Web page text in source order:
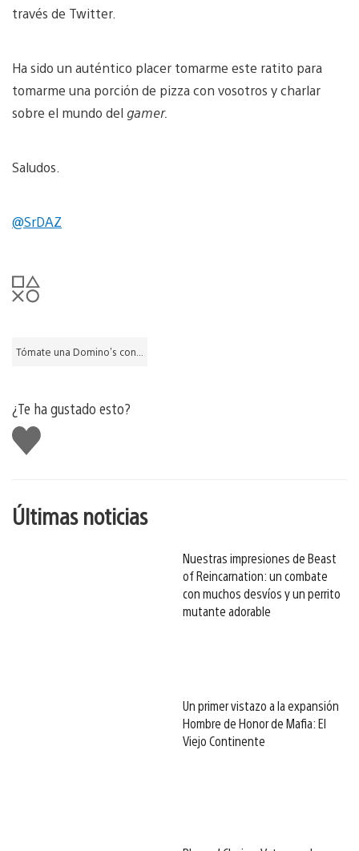
través de Twitter.
Ha sido un auténtico placer tomarme este ratito para
tomarme una porción de pizza con vosotros y charlar
sobre el mundo del gamer.
Saludos.
@SrDAZ
Tómate una Domino's con...
¿Te ha gustado esto?
Me
gusta
Últimas noticias
Nuestras impresiones de Beast
of Reincarnation: un combate
con muchos desvíos y un perrito
mutante adorable
Un primer vistazo a la expansión
Hombre de Honor de Mafia: El
Viejo Continente